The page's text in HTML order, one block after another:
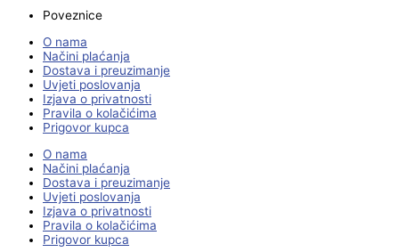
Poveznice
O nama
Načini plaćanja
Dostava i preuzimanje
Uvjeti poslovanja
Izjava o privatnosti
Pravila o kolačićima
Prigovor kupca
O nama
Načini plaćanja
Dostava i preuzimanje
Uvjeti poslovanja
Izjava o privatnosti
Pravila o kolačićima
Prigovor kupca